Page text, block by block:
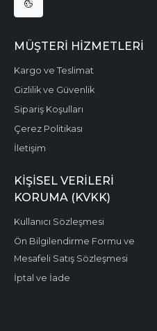
MÜŞTERI HIZMETLERI
Kargo ve Teslimat
Gizlilik ve Güvenlik
Sipariş Koşulları
Çerez Politikası
İletişim
KIŞISEL VERILERI
KORUMA (KVKK)
Kullanıcı Sözleşmesi
Ön Bilgilendirme Formu ve
Mesafeli Satış Sözleşmesi
İptal ve İade